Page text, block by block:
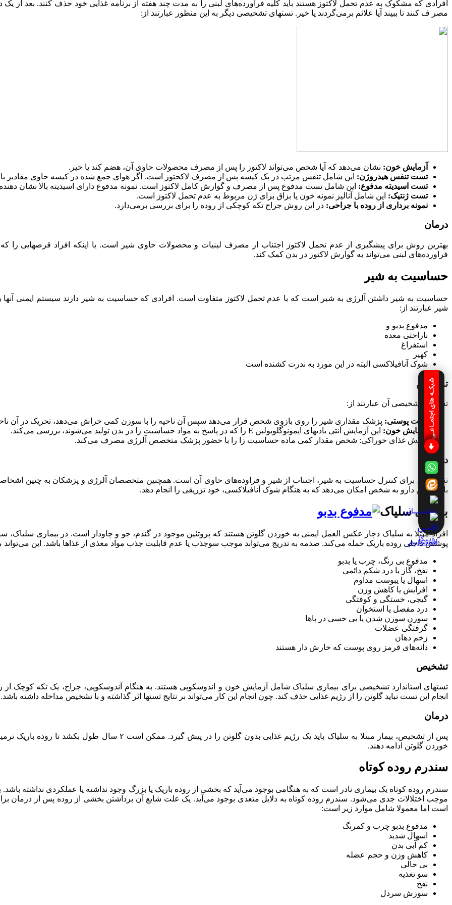
افرادی که مشکوک به عدم تحمل لاکتوز هستند باید کلیه فراورده‌‌های لبنی را به مدت چند هفته از برنامه غذایی خود حذف کنند. بعد از یک
مصر ف کنند تا ببیند آیا علائم برمی‌گردند یا خیر. تستهای تشخیصی دیگر به این منظور عبارتند از:
آزمایش خون: نشان می‌دهد که آیا شخص می‌تواند لاکتوز را پس از مصرف محصولات حاوی آن، هضم کند یا خیر.
تست تنفس هیدروژن: این شامل تنفس مرتب در یک کیسه پس از مصرف لاکحتوز است. اگر هوای جمع شده در کیسه حاوی مقادیر
تست اسیدیته مدفوع: این شامل تست مدفوع پس از مصرف و گوارش کامل لاکتوز است. نمونه مدفوع دارای اسیدیته بالا نشان
تست ژنتیک: این شامل آنالیز نمونه خون یا بزاق برای ژن مربوط به عدم تحمل لاکتوز است.
نمونه برداری از روده با جراحی: در این روش جراح تکه کوچکی از روده را برای بررسی برمی‌دارد.
درمان
بهترین روش برای پیشگیری از عدم تحمل لاکتوز اجتناب از مصرف لبنیات و محصولات حاوی شیر است. یا اینکه افراد قرصهایی را
فراورده‌های لبنی می‌تواند به گوارش لاکتوز در بدن کمک کند.
حساسیت به شیر
حساسیت به شیر داشتن آلرژی به شیر است که با عدم تحمل لاکتوز متفاوت است. افرادی که حساسیت به شیر دارند سیستم ایمنی
شیر عبارتند از:
مدفوع بدبو و
ناراحتی معده
استفراغ
کهیر
شوک آنافیلاکسی البته در این مورد به ندرت کشنده است
تشخیص
تستهای تشخیصی آن عبارتند از:
تست پوستی: پزشک مقداری شیر را روی بازوی شخص قرار می‌دهد سپس آن ناحیه را با سوزن کمی خراش می‌دهد، تحریک در آن
آزمایش خون: این آزمایش آنتی بادیهای ایمونوگلوبولین E را که در پاسخ به مواد حساسیت زا در بدن تولید می‌شوند، بررسی می‌کند.
چالش غذای خوراکی: شخص مقدار کمی ماده حساسیت زا را با حضور پزشک متخصص آلرژی مصرف می‌کند.
درمان
تنها روش برای کنترل حساسیت به شیر، اجتناب از شیر و فراوده‌های حاوی آن است. همچنین متخصصان آلرژی و پزشکان به چنین
باشند. این دارو به شخص امکان می‌دهد که به هنگام شوک آنافیلاکسی، خود تزریقی را انجام دهد.
بیماری سلیاک
افراد مبتلا به سلیاک دچار عکس العمل ایمنی به خوردن گلوتن هستند که پروتئین موجود در گندم، جو و چاودار است. در بیماری
پوشش داخلی روده باریک حمله می‌کند. صدمه به تدریج می‌تواند موجب سوجذب یا عدم قابلیت جذب مواد مغذی از غذاها باشد. این می‌تواند
مدفوع بی رنگ، چرب یا بدبو
نفخ، گاز یا درد شکم دائمی
اسهال یا یبوست مداوم
افزایش یا کاهش وزن
گیجی، خستگی و کوفتگی
درد مفصل یا استخوان
سوزن سوزن شدن یا بی حسی در پاها
گرفتگی عضلات
زخم دهان
دانه‌های قرمز روی پوست که خارش دار هستند
تشخیص
تستهای استاندارد تشخیصی برای بیماری سلیاک شامل آزمایش خون و اندوسکوپی هستند. به هنگام آندوسکوپی، جراح، یک تکه کوچک
انجام این تست نباید گلوتن را از رژیم غذایی حذف کند. چون انجام این کار می‌تواند بر نتایج تستها اثر گذاشته و با تشخیص مداخله داشته باشد.
درمان
پس از تشخیص، بیمار مبتلا به سلیاک باید یک رژیم غذایی بدون
خوردن گلوتن ادامه دهند.
سندرم روده کوتاه
است اما معمولا شامل موارد زیر است:
مدفوع بدبو چرب و کمرنگ
اسهال شدید
کم آبی بدن
کاهش وزن و حجم عضله
بی حالی
سو تغذیه
نفخ
سوزش سردل
شبکـه های اجتمـاعـی